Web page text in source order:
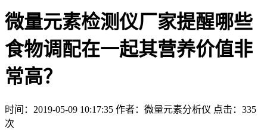
微量元素检测仪厂家提醒哪些
食物调配在一起其营养价值非
常高？
时间：2019-05-09 10:17:35 作者：微量元素分析仪 点击： 335
次